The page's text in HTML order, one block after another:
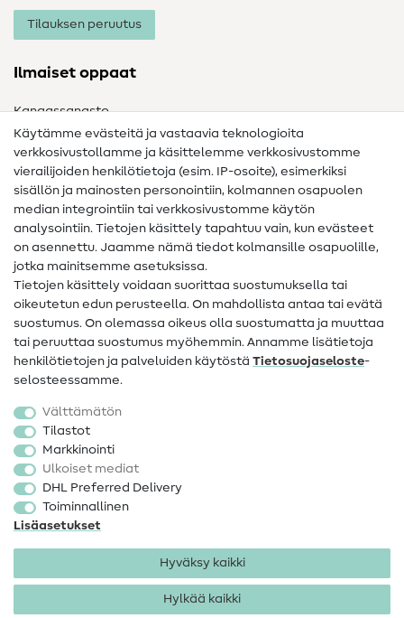
Tilauksen peruutus
Ilmaiset oppaat
Kangassanasto
Ompelusanasto
Ompeluohjeet
Apua ja yhteystiedot
Yhteystiedot
Tietoa omistajanvaihdoksesta
Peruutusoikeus
Suosittu
Kankaat
Ompelutarvikkeet
Ale
Käytämme evästeitä ja vastaavia teknologioita
verkkosivustollamme ja käsittelemme verkkosivustomme
vierailijoiden henkilötietoja (esim. IP-osoite), esimerkiksi
sisällön ja mainosten personointiin, kolmannen osapuolen
median integrointiin tai verkkosivustomme käytön
analysointiin. Tietojen käsittely tapahtuu vain, kun evästeet
on asennettu. Jaamme nämä tiedot kolmansille osapuolille,
jotka mainitsemme asetuksissa.
Tietojen käsittely voidaan suorittaa suostumuksella tai
oikeutetun edun perusteella. On mahdollista antaa tai evätä
suostumus. On olemassa oikeus olla suostumatta ja muuttaa
tai peruuttaa suostumus myöhemmin. Annamme lisätietoja
henkilötietojen ja palveluiden käytöstä Tietosuojaseloste-
selosteessamme.
Välttämätön
Tilastot
Markkinointi
Ulkoiset mediat
DHL Preferred Delivery
Toiminnallinen
Lisäasetukset
Hyväksy kaikki
Hylkää kaikki
Tietosuoja
Käyttöehdot